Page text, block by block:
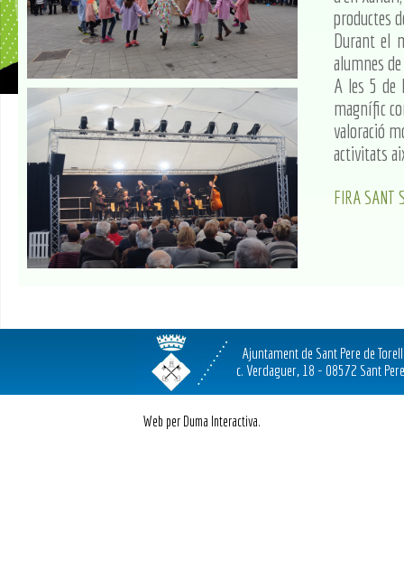
productes
Durant el
alumnes
A les 5 de
magnífic
valoració
activitats
FIRA SANT
Ajuntament de Sant Pere de
c. Verdaguer, 18 - 08572 Sant
Web per Duma Interactiva.